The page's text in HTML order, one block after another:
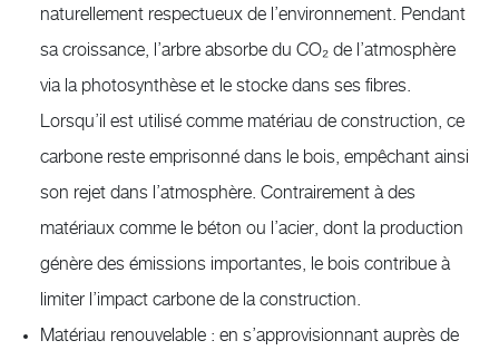
naturellement respectueux de l’environnement. Pendant
sa croissance, l’arbre absorbe du CO₂ de l’atmosphère
via la photosynthèse et le stocke dans ses fibres.
Lorsqu’il est utilisé comme matériau de construction, ce
carbone reste emprisonné dans le bois, empêchant ainsi
son rejet dans l’atmosphère. Contrairement à des
matériaux comme le béton ou l’acier, dont la production
génère des émissions importantes, le bois contribue à
limiter l’impact carbone de la construction.
Matériau renouvelable : en s’approvisionnant auprès de